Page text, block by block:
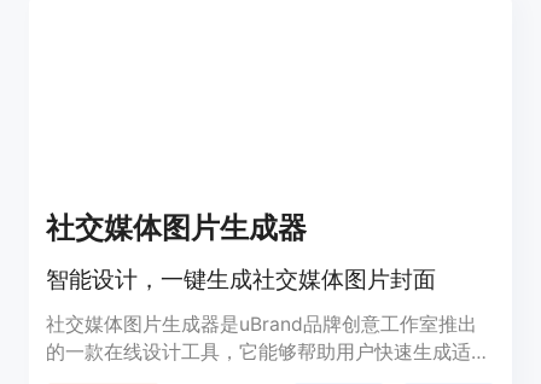
社交媒体图片生成器
智能设计，一键生成社交媒体图片封面
社交媒体图片生成器是uBrand品牌创意工作室推出
的一款在线设计工具，它能够帮助用户快速生成适合